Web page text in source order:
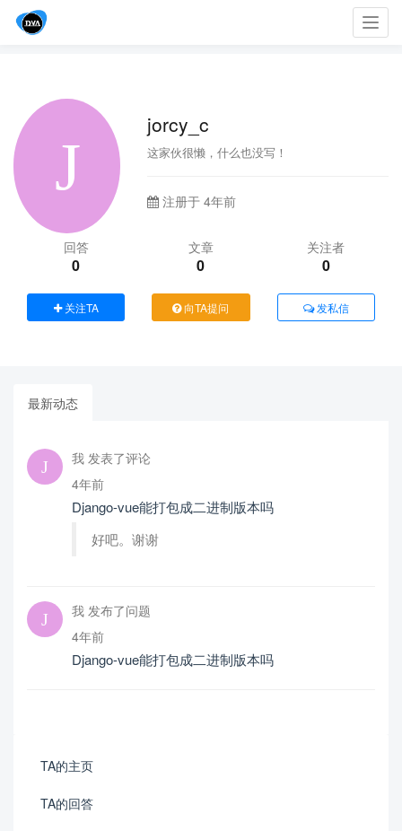
jorcy_c
这家伙很懒，什么也没写！
注册于 4年前
回答
0
文章
0
关注者
0
关注TA 向TA提问 发私信
最新动态
我 发表了评论
4年前
Django-vue能打包成二进制版本吗
好吧。谢谢
我 发布了问题
4年前
Django-vue能打包成二进制版本吗
TA的主页
TA的回答